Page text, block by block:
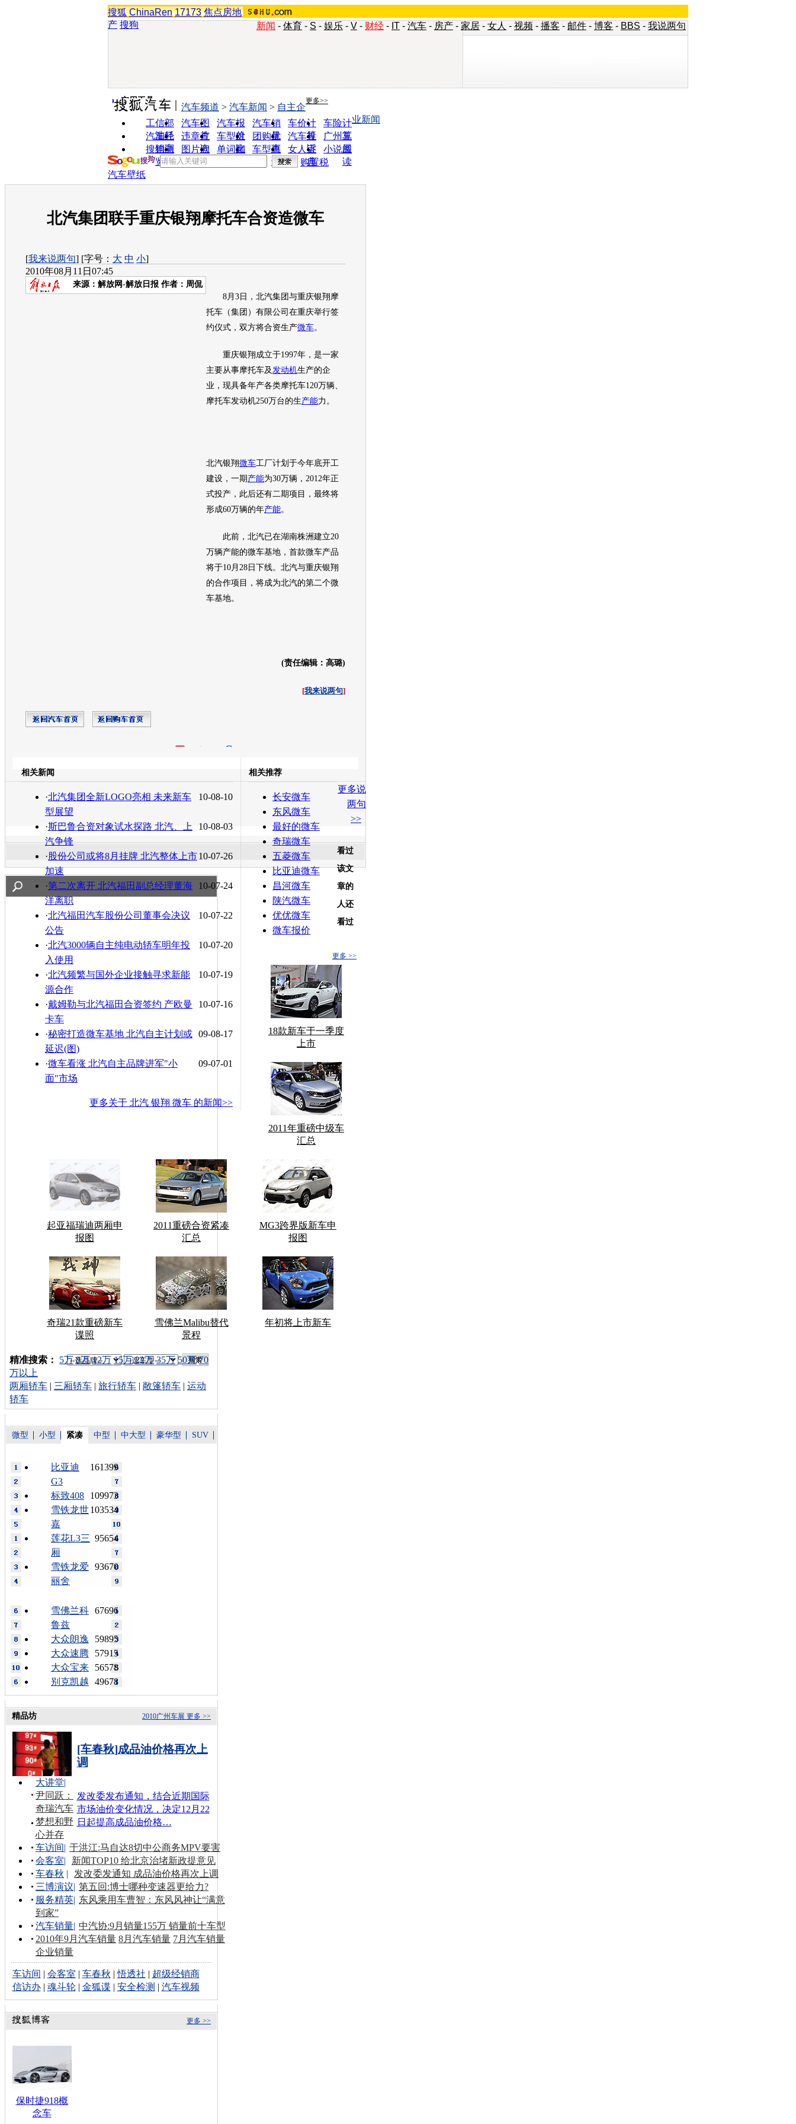
搜狐 ChinaRen 17173 焦点房地
产 搜狗 新闻 - 体育 - S - 娱乐 - V - 财经 - IT - 汽车 - 房产 - 家居 - 女人 - 视频 - 播客 - 邮件 - 博客 - BBS - 我说两句
实用工具 更多>>
工信部
油耗
汽车图
片
汽车报
价
汽车销
量
车价计
算
车险计
算
汽车经
销商
违章查
询
车型对
比
团购优
惠
汽车投
诉
广州车
展
搜狗浏
览器
图片欣
赏
单词翻
车型查
询
女人宝
典
小说阅
读
汽车频道 > 汽车新闻 > 自主企
业新闻
购置税
汽车壁纸
北汽集团联手重庆银翔摩托车合资造微车
[我来说两句] [字号： 大 中 小]
2010年08月11日07:45
来源： 解放网-解放日报 作者：周侃
8月3日，北汽集团与重庆银翔摩
托车（集团）有限公司在重庆举行签
约仪式，双方将合资生产微车。
重庆银翔成立于1997年，是一家
主要从事摩托车及 发动机生产的企
业，现具备年产各类摩托车120万辆、
摩托车发动机250万台的生产能力。
北汽银翔微车工厂计划于今年底开工
建设，一期 产能为30万辆，2012年正
式投产，此后还有二期项目，最终将
形成60万辆的年产能。
此前，北汽已在湖南株洲建立20
万辆产能的微车基地，首款微车产品
将于10月28日下线。北汽与重庆银翔
的合作项目，将成为北汽的第二个微
车基地。
(责任编辑：高璐)
[我来说两句]
转发至： 白社会 百度i贴吧
相关新闻
10-08-10
·北汽集团全新LOGO亮相 未来新车
型展望
10-08-03
·斯巴鲁合资对象试水探路 北汽、上
汽争锋
10-07-26
·股份公司或将8月挂牌 北汽整体上市
加速
10-07-24
·第二次离开 北汽福田副总经理董海
洋离职
10-07-22
·北汽福田汽车股份公司董事会决议
公告
10-07-20
·北汽3000辆自主纯电动轿车明年投
入使用
10-07-19
·北汽频繁与国外企业接触寻求新能
源合作
10-07-16
·戴姆勒与北汽福田合资签约 产欧曼
卡车
09-08-17
·秘密打造微车基地 北汽自主计划或
延迟(图)
09-07-01
·微车看涨 北汽自主品牌进军"小
面"市场
更多关于 北汽 银翔 微车 的新闻>>
相关推荐
长安微车
东风微车
最好的微车
奇瑞微车
五菱微车
比亚迪微车
昌河微车
陕汽微车
优优微车
微车报价
更多说
两句
>>
更多 >>
看过
该文
章的
人还
看过
18款新车于一季度
上市
2011年重磅中级车
汇总
起亚福瑞迪两厢申
报图
2011重磅合资紧凑
汇总
MG3跨界版新车申
报图
奇瑞21款重磅新车
谍照
雪佛兰Malibu替代
景程
年初将上市新车
车型搜索：
精准搜索： 5万 8万 12万 15万 22万 35万 50万 70
万以上
两厢轿车 | 三厢轿车 | 旅行轿车 | 敞篷轿车 | 运动
轿车
微型 小型 紧凑 中型 中大型 豪华型 SUV
161399
比亚迪
G3
109973
标致408
103534
雪铁龙世
嘉
95654
莲花L3三
厢
93670
雪铁龙爱
丽舍
67696
雪佛兰科
鲁兹
59895
大众朗逸
57915
大众速腾
56578
大众宝来
49678
别克凯越
更多 >>
2010广州车展
精品坊
[车春秋]成品油价格再次上
调
发改委发布通知，结合近期国际
市场油价变化情况，决定12月22
日起提高成品油价格…
大讲堂|
尹同跃：
奇瑞汽车
梦想和野
心并存
车访间| 于洪江:马自达8切中公商务MPV要害
会客室|
新闻TOP10 给北京治堵新政提意见
车春秋 |
发改委发通知 成品油价格再次上调
三博演议| 第五回:博士哪种变速器更给力?
服务精英| 东风乘用车曹智：东风风神让“满意
到家”
汽车销量| 中汽协:9月销量155万 销量前十车型
2010年9月汽车销量 8月汽车销量 7月汽车销量
企业销量
车访间 | 会客室 | 车春秋 |悟透社 | 超级经销商
信访办| 魂斗轮| 金狐谍 | 安全检测 | 汽车视频
更多 >>
保时捷918概
念车